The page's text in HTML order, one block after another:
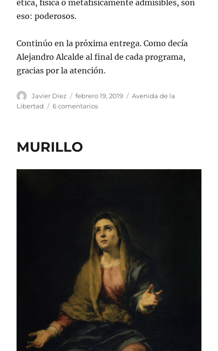
ética, física o metafísicamente admisibles, son
eso: poderosos.
Continúo en la próxima entrega. Como decía
Alejandro Alcalde al final de cada programa,
gracias por la atención.
Autor
Javier Díez
Publicado
el
febrero 19, 2019 Categorías
Avenida de la
Libertad
6 comentariosen
MURILLO